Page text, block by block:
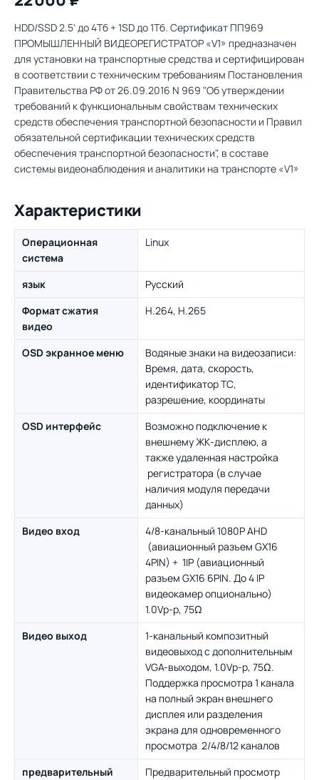
HDD/SSD 2.5' до 4Тб + 1SD до 1Тб. Сертификат ПП969
ПРОМЫШЛЕННЫЙ ВИДЕОРЕГИСТРАТОР «V1» предназначен
для установки на транспортные средства и сертифицирован
в соответствии с техническим требованиям Постановления
Правительства РФ от 26.09.2016 N 969 "Об утверждении
требований к функциональным свойствам технических
средств обеспечения транспортной безопасности и Правил
обязательной сертификации технических средств
обеспечения транспортной безопасности", в составе
системы видеонаблюдения и аналитики на транспорте «V1»
Характеристики
Операционная
система
Linux
язык
Русский
Формат сжатия
видео
H.264, H.265
OSD экранное меню
Водяные знаки на видеозаписи:
Время, дата, скорость,
идентификатор ТС,
разрешение, координаты
OSD интерфейс
Возможно подключение к
внешнему ЖК-дисплею, а
также удаленная настройка
регистратора (в случае
наличия модуля передачи
данных)
Видео вход
4/8-канальный 1080P AHD
(авиационный разъем GX16
4PIN) + 1IP (авиационный
разъем GX16 6PIN. До 4 IP
видеокамер опционально)
1.0Vp-p, 75Ω
Видео выход
1-канальный композитный
видеовыход с дополнительным
VGA-выходом, 1.0Vp-p, 75Ω.
Поддержка просмотра 1 канала
на полный экран внешнего
дисплея или разделения
экрана для одновременного
просмотра 2/4/8/12 каналов
предварительный
Предварительный просмотр